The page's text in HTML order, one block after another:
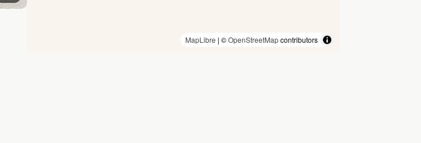
MapLibre | ©OpenStreetMapcontributors